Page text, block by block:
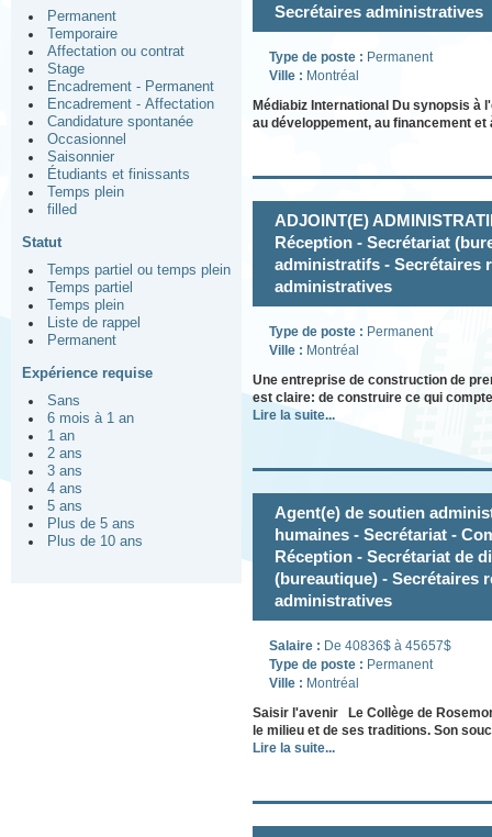
Permanent
Temporaire
Affectation ou contrat
Stage
Encadrement - Permanent
Encadrement - Affectation
Candidature spontanée
Occasionnel
Saisonnier
Étudiants et finissants
Temps plein
filled
Statut
Temps partiel ou temps plein
Temps partiel
Temps plein
Liste de rappel
Permanent
Expérience requise
Sans
6 mois à 1 an
1 an
2 ans
3 ans
4 ans
5 ans
Plus de 5 ans
Plus de 10 ans
Secrétaires administratives
Type de poste : Permanent
Ville : Montréal
Médiabiz International Du synopsis à
au développement, au financement
ADJOINT(E)
Réception - Secrétariat
administratifs - Secrétaires
administratives
Type de poste : Permanent
Ville : Montréal
Une entreprise de construction de
est claire: de construire ce qui
Lire la suite...
Agent(e) de soutien
humaines - Secrétariat -
Réception - Secrétariat de
(bureautique) - Secrétaires
administratives
Salaire : De 40836$ à 45657$
Type de poste : Permanent
Ville : Montréal
Saisir l'avenir Le Collège de
le milieu et de ses traditions. Son
Lire la suite...